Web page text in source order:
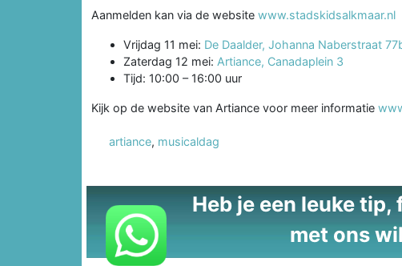
Aanmelden kan via de website www.stadskidsalkmaar.nl
Vrijdag 11 mei: De Daalder, Johanna Naberstraat
Zaterdag 12 mei: Artiance, Canadaplein 3
Tijd: 10:00 – 16:00 uur
Kijk op de website van Artiance voor meer informatie
artiance, musicaldag
Heb je een leuke
met ons